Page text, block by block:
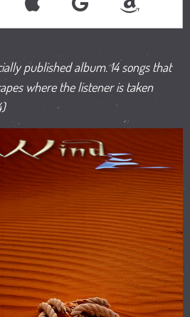
published album. 14 songs that
where the listener is taken